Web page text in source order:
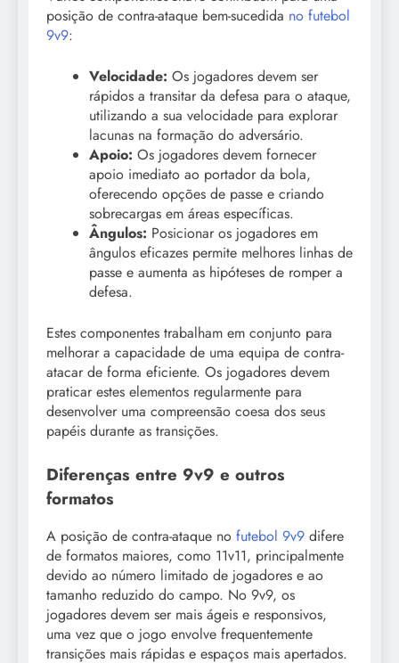
posição de contra-ataque bem-sucedida no futebol
9v9:
Velocidade: Os jogadores devem ser
rápidos a transitar da defesa para o ataque,
utilizando a sua velocidade para explorar
lacunas na formação do adversário.
Apoio: Os jogadores devem fornecer
apoio imediato ao portador da bola,
oferecendo opções de passe e criando
sobrecargas em áreas específicas.
Ângulos: Posicionar os jogadores em
ângulos eficazes permite melhores linhas de
passe e aumenta as hipóteses de romper a
defesa.
Estes componentes trabalham em conjunto para
melhorar a capacidade de uma equipa de contra-
atacar de forma eficiente. Os jogadores devem
praticar estes elementos regularmente para
desenvolver uma compreensão coesa dos seus
papéis durante as transições.
Diferenças entre 9v9 e outros
formatos
A posição de contra-ataque no futebol 9v9 difere
de formatos maiores, como 11v11, principalmente
devido ao número limitado de jogadores e ao
tamanho reduzido do campo. No 9v9, os
jogadores devem ser mais ágeis e responsivos,
uma vez que o jogo envolve frequentemente
transições mais rápidas e espaços mais apertados.